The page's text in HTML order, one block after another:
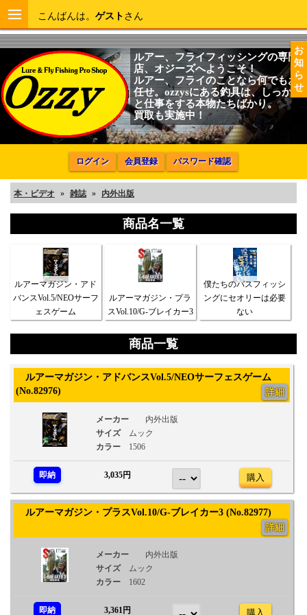
お
知
ら
せ
こんばんは。 ゲスト さん
ルアー、フライフィッシングの専門
店、オジーズへようこそ！
ルアー、フライのことなら何でもお
任せ。ozzysにある釣具は、しっかり
と仕事をする本物たちばかり。
買取も実施中！
ログイン 会員登録 パスワード確認
本・ビデオ » 雑誌 » 内外出版
商品名一覧
ルアーマガジン・アド
バンスVol.5/NEOサーフ
ェスゲーム
ルアーマガジン・プラ
スVol.10/G-ブレイカー3
僕たちのバスフィッシ
ングにセオリーは必要
ない
商品一覧
ルアーマガジン・アドバンスVol.5/NEOサーフェスゲーム
(No.82976)
詳細
メーカー
内外出版
サイズ
ムック
カラー
1506
即納 3,035円 購入
ルアーマガジン・プラスVol.10/G-ブレイカー3 (No.82977)
詳細
メーカー
内外出版
サイズ
ムック
カラー
1602
即納 3,361円 購入